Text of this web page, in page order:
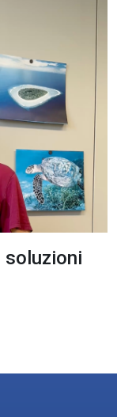
soluzioni